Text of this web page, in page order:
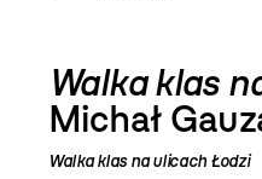
Walka klas
Michał
Walka klas na ulicach Łodzi